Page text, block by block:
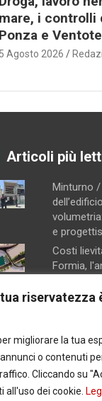
riservatezza
migliorare la tua
o contenuti
Cliccando su
all'uso dei cookie.
mare, i controlli
Ponza e
5 Agosto 2026
Articoli più
Minturno /
e
Costi
Formia,
Chiusura
Caso
iscrizioni
Cosma e
studenti,